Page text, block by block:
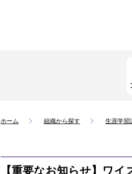
ホーム 組織から探す 生涯学習
【重要なお知らせ】ワ